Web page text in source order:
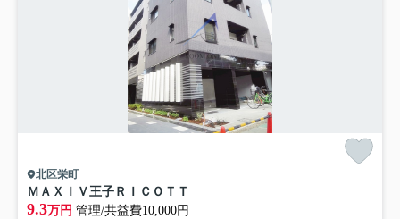
北区栄町
ＭＡＸＩＶ王子ＲＩＣＯＴＴ
9.3万円 管理/共益費10,000円